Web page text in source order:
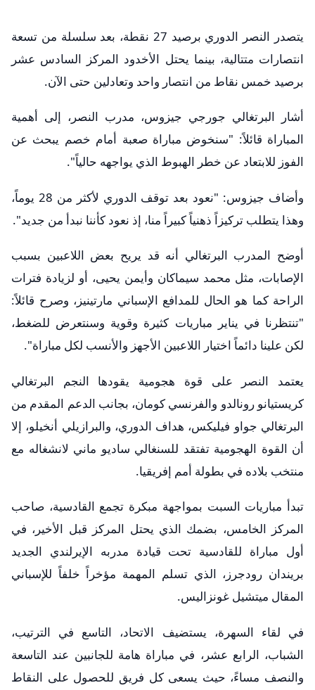
يتصدر النصر الدوري برصيد 27 نقطة، بعد سلسلة من تسعة
انتصارات متتالية، بينما يحتل الأخدود المركز السادس عشر
برصيد خمس نقاط من انتصار واحد وتعادلين حتى الآن.
أشار البرتغالي جورجي جيزوس، مدرب النصر، إلى أهمية
المباراة قائلاً: "سنخوض مباراة صعبة أمام خصم يبحث عن
الفوز للابتعاد عن خطر الهبوط الذي يواجهه حالياً".
وأضاف جيزوس: "نعود بعد توقف الدوري لأكثر من 28 يوماً،
وهذا يتطلب تركيزاً ذهنياً كبيراً منا، إذ نعود كأننا نبدأ من جديد".
أوضح المدرب البرتغالي أنه قد يريح بعض اللاعبين بسبب
الإصابات، مثل محمد سيماكان وأيمن يحيى، أو لزيادة فترات
الراحة كما هو الحال للمدافع الإسباني مارتينيز، وصرح قائلاً:
"تنتظرنا في يناير مباريات كثيرة وقوية وسنتعرض للضغط،
لكن علينا دائماً اختيار اللاعبين الأجهز والأنسب لكل مباراة".
يعتمد النصر على قوة هجومية يقودها النجم البرتغالي
كريستيانو رونالدو والفرنسي كومان، بجانب الدعم المقدم من
البرتغالي جواو فيليكس، هداف الدوري، والبرازيلي أنخيلو، إلا
أن القوة الهجومية تفتقد للسنغالي ساديو ماني لانشغاله مع
منتخب بلاده في بطولة أمم إفريقيا.
تبدأ مباريات السبت بمواجهة مبكرة تجمع القادسية، صاحب
المركز الخامس، بضمك الذي يحتل المركز قبل الأخير، في
أول مباراة للقادسية تحت قيادة مدربه الإيرلندي الجديد
بريندان رودجرز، الذي تسلم المهمة مؤخراً خلفاً للإسباني
المقال ميتشيل غونزاليس.
في لقاء السهرة، يستضيف الاتحاد، التاسع في الترتيب،
الشباب، الرابع عشر، في مباراة هامة للجانبين عند التاسعة
والنصف مساءً، حيث يسعى كل فريق للحصول على النقاط